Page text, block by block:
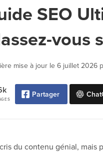
SEO
vous
mise à jour le 6 juillet 2026
Partager
du contenu génial, mais